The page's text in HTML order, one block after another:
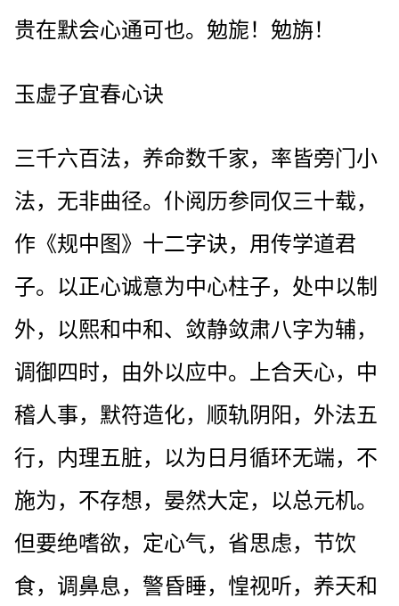
贵在默会心通可也。勉旎！勉旃！
玉虚子宜春心诀
三千六百法，养命数千家，率皆旁门小
法，无非曲径。仆阅历参同仅三十载，
作《规中图》十二字诀，用传学道君
子。以正心诚意为中心柱子，处中以制
外，以熙和中和、敛静敛肃八字为辅，
调御四时，由外以应中。上合天心，中
稽人事，默符造化，顺轨阴阳，外法五
行，内理五脏，以为日月循环无端，不
施为，不存想，晏然大定，以总元机。
但要绝嗜欲，定心气，省思虑，节饮
食，调鼻息，警昏睡，惶视听，养天和